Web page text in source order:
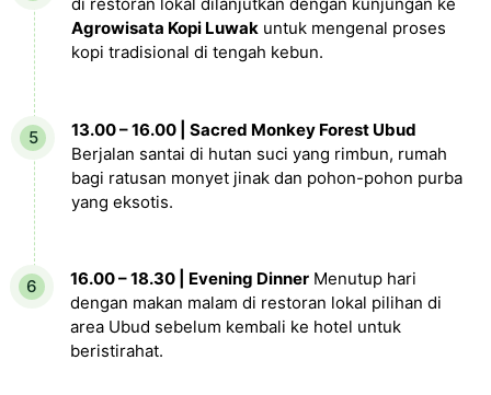
Agrowisata Kopi Luwak untuk mengenal proses
kopi tradisional di tengah kebun.
13.00 – 16.00 | Sacred Monkey Forest Ubud
Berjalan santai di hutan suci yang rimbun, rumah
bagi ratusan monyet jinak dan pohon-pohon purba
yang eksotis.
16.00 – 18.30 | Evening Dinner Menutup hari
dengan makan malam di restoran lokal pilihan di
area Ubud sebelum kembali ke hotel untuk
beristirahat.